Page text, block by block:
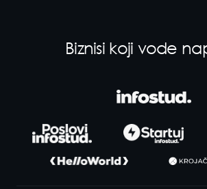
Biznisi koji vode